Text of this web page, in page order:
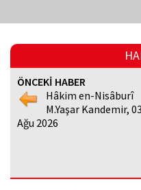
ÖNCEKİ HABER
Hâkim en-Nisâburî
M.Yaşar Kandemir, 03
Ağu 2026